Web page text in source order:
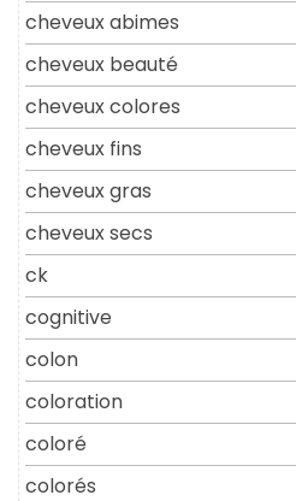
cheveux abimes
cheveux beauté
cheveux colores
cheveux fins
cheveux gras
cheveux secs
ck
cognitive
colon
coloration
coloré
colorés